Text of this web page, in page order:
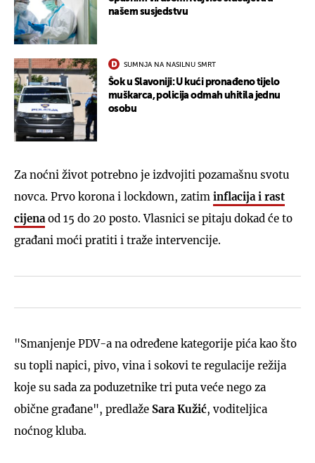
našem susjedstvu
SUMNJA NA NASILNU SMRT
Šok u Slavoniji: U kući pronađeno tijelo
muškarca, policija odmah uhitila jednu
osobu
Za noćni život potrebno je izdvojiti pozamašnu svotu
novca. Prvo korona i lockdown, zatim inflacija i rast
cijena od 15 do 20 posto. Vlasnici se pitaju dokad će to
građani moći pratiti i traže intervencije.
"Smanjenje PDV-a na određene kategorije pića kao što
su topli napici, pivo, vina i sokovi te regulacije režija
koje su sada za poduzetnike tri puta veće nego za
obične građane", predlaže Sara Kužić, voditeljica
noćnog kluba.